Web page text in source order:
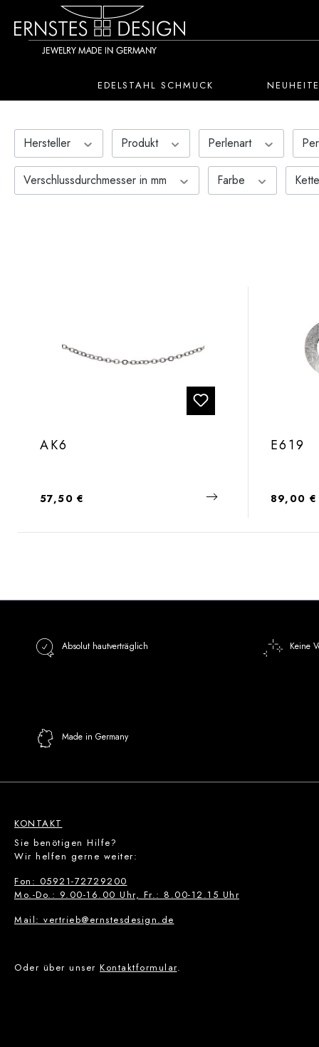
Hauptinhalt springen
Zur Suche springen
Zur Hauptnavigation springen
EDELSTAHL SCHMUCK
Hersteller Produkt Perlenart
Verschlussdurchmesser in mm Farbe
AK6
Regulärer Preis:
57,50 €
E619
Regulärer
89,00 €
Absolut hautverträglich Keine
Made in Germany
KONTAKT
Sie benötigen Hilfe?
Wir helfen gerne weiter:
Fon: 05921-72729200
Mo.-Do.: 9.00-16.00 Uhr, Fr.: 8.00-12.15 Uhr
Mail: vertrieb@ernstesdesign.de
Oder über unser Kontaktformular.